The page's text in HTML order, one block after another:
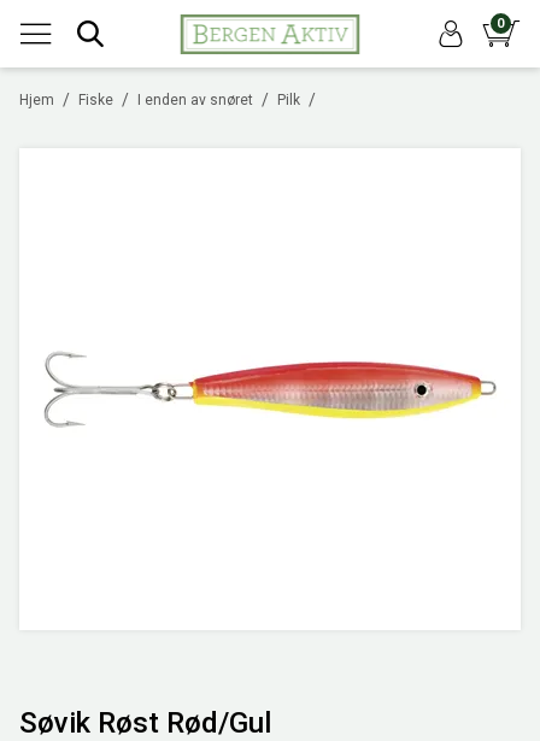
0
/
Hjem /
Fiske /
I enden av snøret /
Pilk
Søvik Røst Rød/Gul